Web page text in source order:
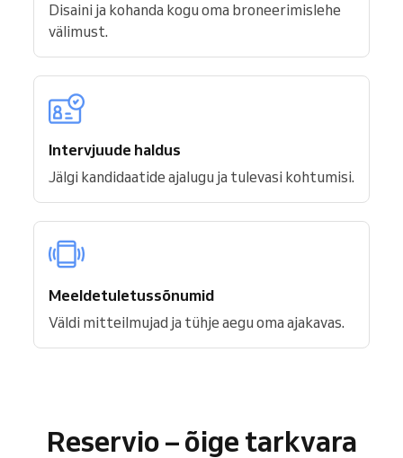
Disaini ja kohanda kogu oma broneerimislehe
välimust.
Intervjuude haldus
Jälgi kandidaatide ajalugu ja tulevasi kohtumisi.
Meeldetuletussõnumid
Väldi mitteilmujad ja tühje aegu oma ajakavas.
Reservio – õige tarkvara